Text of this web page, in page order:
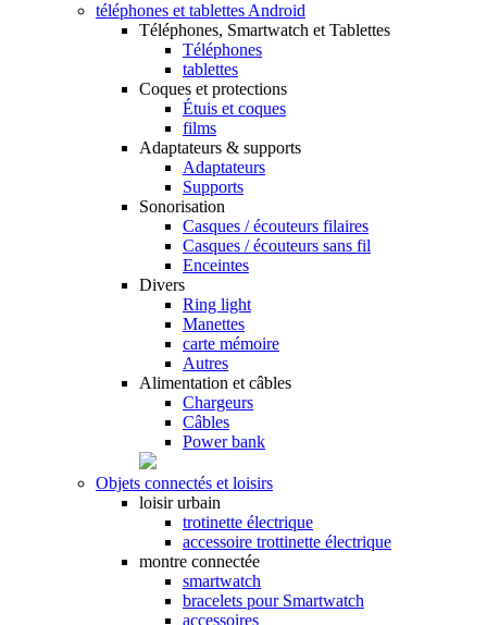
téléphones et tablettes Android
Téléphones, Smartwatch et Tablettes
Téléphones
tablettes
Coques et protections
Étuis et coques
films
Adaptateurs & supports
Adaptateurs
Supports
Sonorisation
Casques / écouteurs filaires
Casques / écouteurs sans fil
Enceintes
Divers
Ring light
Manettes
carte mémoire
Autres
Alimentation et câbles
Chargeurs
Câbles
Power bank
Objets connectés et loisirs
loisir urbain
trotinette électrique
accessoire trottinette électrique
montre connectée
smartwatch
bracelets pour Smartwatch
accessoires